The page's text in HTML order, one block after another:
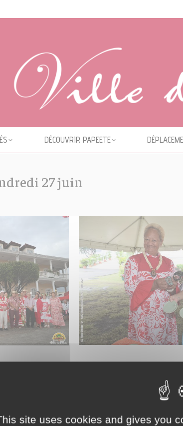
DÉCOUVRIR PAPEETE
27 juin
vendredi 27 juin
Ce samedi 28 juin 2025, malgré un temps maussade, la Ville de Papeete a tenu sa toute première “Journée du tri et du troc” dans les jardins de la mairie. L’initiative, basée sur l’échange, la réutilisation et la consommation responsable, a
site uses cookies and gives you